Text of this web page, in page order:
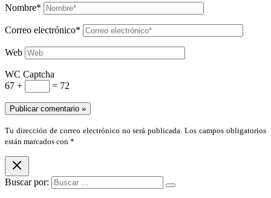
Nombre*
Correo electrónico*
Web
WC Captcha
67 +
= 72
Tu dirección de correo electrónico no será publicada. Los campos obligatorios
están marcados con *
Buscar por: